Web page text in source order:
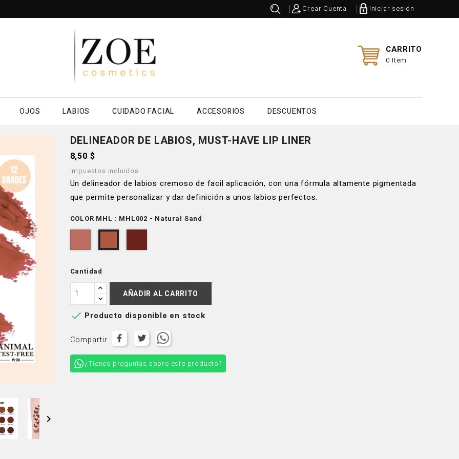
Crear Cuenta Iniciar sesión
CARRITO
0 Item
OJOS LABIOS CUIDADO FACIAL ACCESORIOS DESCUENTOS

DELINEADOR DE LABIOS, MUST-HAVE LIP LINER
8,50 $
Impuestos incluidos
Un delineador de labios cremoso de facil aplicación, con una fórmula altamente pigmentada
que permite personalizar y dar definición a unos labios perfectos.
COLOR MHL : MHL002 - Natural Sand
Beige
-
Cantidad
AÑADIR AL CARRITO
 Producto disponible en stock
Compartir
¿Tienes preguntas sobre este producto?